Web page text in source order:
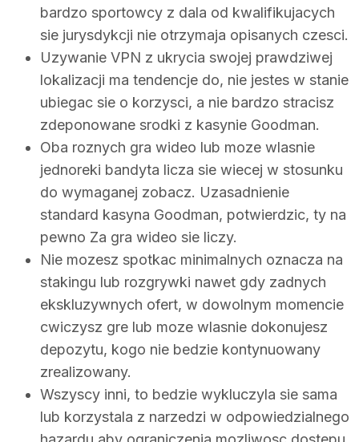
bardzo sportowcy z dala od kwalifikujacych
sie jurysdykcji nie otrzymaja opisanych czesci.
Uzywanie VPN z ukrycia swojej prawdziwej
lokalizacji ma tendencje do, nie jestes w stanie
ubiegac sie o korzysci, a nie bardzo stracisz
zdeponowane srodki z kasynie Goodman.
Oba roznych gra wideo lub moze wlasnie
jednoreki bandyta licza sie wiecej w stosunku
do wymaganej zobacz. Uzasadnienie
standard kasyna Goodman, potwierdzic, ty na
pewno Za gra wideo sie liczy.
Nie mozesz spotkac minimalnych oznacza na
stakingu lub rozgrywki nawet gdy zadnych
ekskluzywnych ofert, w dowolnym momencie
cwiczysz gre lub moze wlasnie dokonujesz
depozytu, kogo nie bedzie kontynuowany
zrealizowany.
Wszyscy inni, to bedzie wykluczyla sie sama
lub korzystala z narzedzi w odpowiedzialnego